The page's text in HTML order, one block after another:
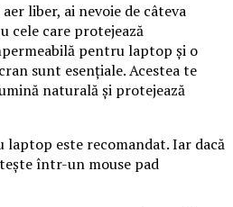
liber, ai nevoie de câteva
cele care protejează
pentru laptop și o
sunt esențiale. Acestea te
naturală și protejează
este recomandat. Iar dacă
într-un mouse pad